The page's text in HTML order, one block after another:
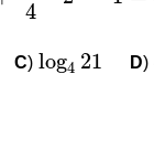
C) log421 D)